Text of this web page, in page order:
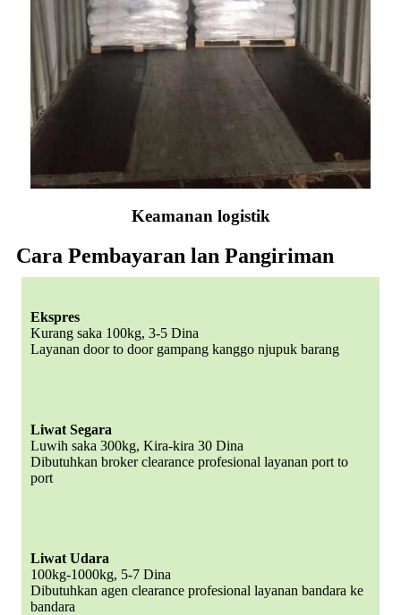
Keamanan logistik
Cara Pembayaran lan Pangiriman
Ekspres
Kurang saka 100kg, 3-5 Dina
Layanan door to door gampang kanggo njupuk barang
Liwat Segara
Luwih saka 300kg, Kira-kira 30 Dina
Dibutuhkan broker clearance profesional layanan port to
port
Liwat Udara
100kg-1000kg, 5-7 Dina
Dibutuhkan agen clearance profesional layanan bandara ke
bandara